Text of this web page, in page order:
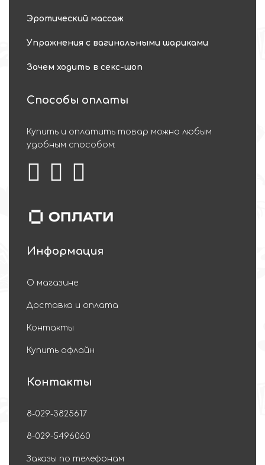
Эротический массаж
Упражнения с вагинальными шариками
Зачем ходить в секс-шоп
Способы оплаты
Купить и оплатить товар можно любым
удобным способом:
Информация
О магазине
Доставка и оплата
Контакты
Купить офлайн
Контакты
8-029-3825617
8-029-5496060
Заказы по телефонам